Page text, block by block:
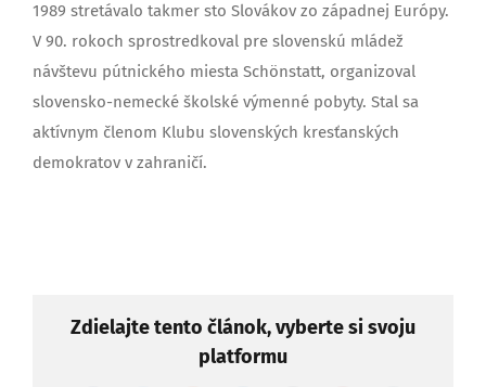
1989 stretávalo takmer sto Slovákov zo západnej Európy.
V 90. rokoch sprostredkoval pre slovenskú mládež
návštevu pútnického miesta Schönstatt, organizoval
slovensko-nemecké školské výmenné pobyty. Stal sa
aktívnym členom Klubu slovenských kresťanských
demokratov v zahraničí.
Zdielajte tento článok, vyberte si svoju
platformu